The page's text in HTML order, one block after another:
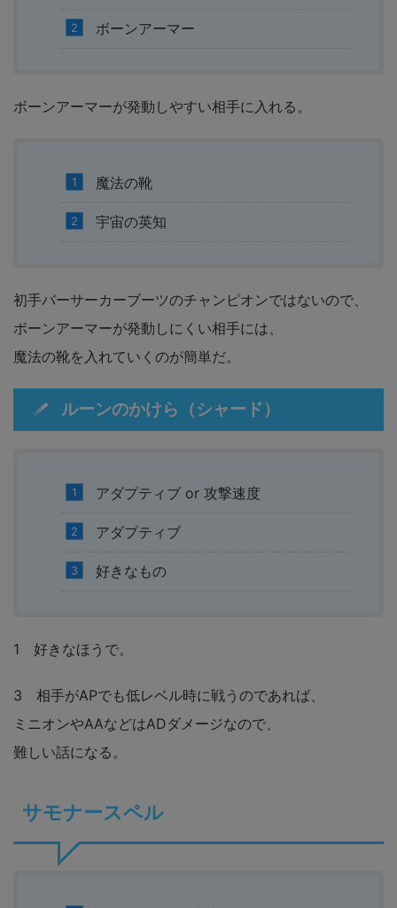
ボーンアーマー
ボーンアーマーが発動しやすい相手に入れる。
魔法の靴
宇宙の英知
初手バーサーカーブーツのチャンピオンではないので、
ボーンアーマーが発動しにくい相手には、
魔法の靴を入れていくのが簡単だ。
ルーンのかけら（シャード）
アダプティブ or 攻撃速度
アダプティブ
好きなもの
1 好きなほうで。
3 相手がAPでも低レベル時に戦うのであれば、
ミニオンやAAなどはADダメージなので、
難しい話になる。
サモナースペル